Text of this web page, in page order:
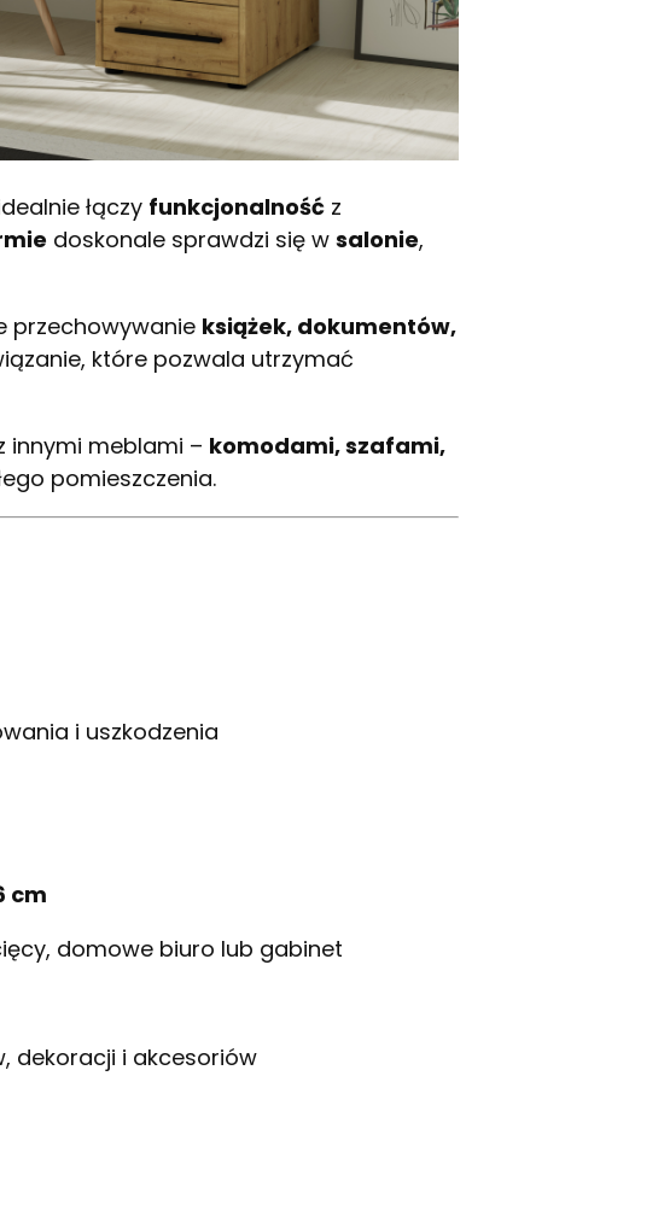
łączy funkcjonalnośćz
doskonale sprawdzi się w salonie,
przechowywanie książek, dokumentów,
które pozwala utrzymać
innymi meblami – komodami, szafami,
pomieszczenia.
i uszkodzenia
cm
domowe biuro lub gabinet
dekoracji i akcesoriów